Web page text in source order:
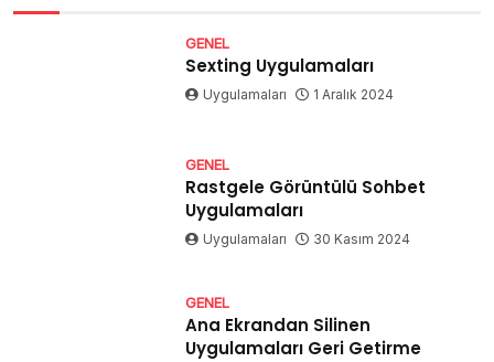
GENEL
Sexting Uygulamaları
Uygulamaları 1 Aralık 2024
GENEL
Rastgele Görüntülü Sohbet
Uygulamaları
Uygulamaları 30 Kasım 2024
GENEL
Ana Ekrandan Silinen
Uygulamaları Geri Getirme